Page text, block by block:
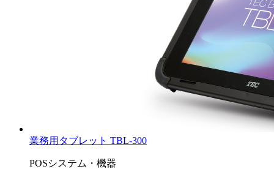
業務用タブレット TBL-300
POSシステム・機器